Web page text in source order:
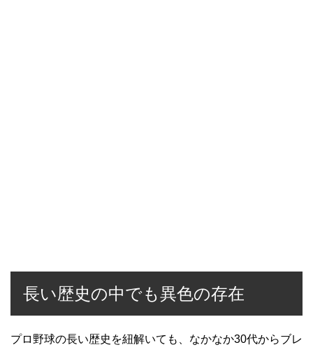
長い歴史の中でも異色の存在
プロ野球の長い歴史を紐解いても、なかなか30代からブレ